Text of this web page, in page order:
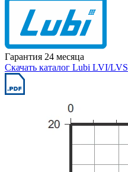
Гарантия 24 месяца
Скачать каталог Lubi LVI/LVS